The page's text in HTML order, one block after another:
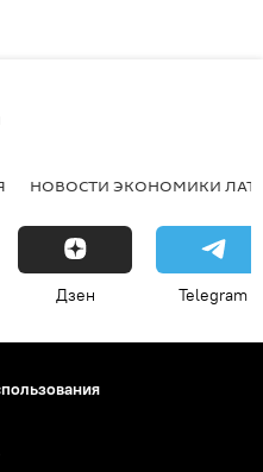
НОВОСТИ ЭКОНОМИКИ
Дзен Telegram